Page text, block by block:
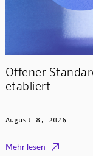
Offener
etabliert
August 8, 2026
Mehr lesen 